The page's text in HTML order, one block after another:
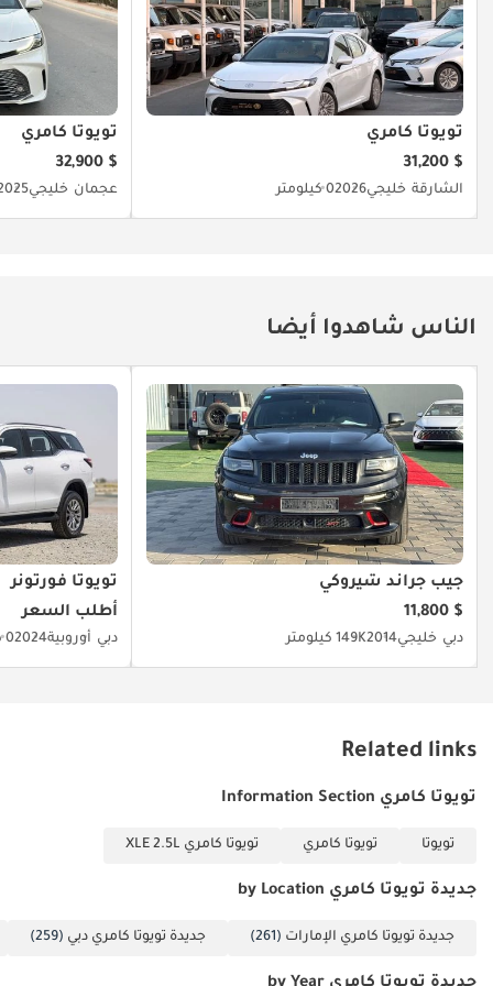
تويوتا كامري
$ 31,200
الشارقة خليجي20260 كيلومتر
تويوتا كامري
$ 32,900
عجمان خليجي
الناس شاهدوا أيضا
جيب جراند شيروكي
$ 11,800
دبي خليجي2014149K كيلومتر
تويوتا فورتونر
أطلب السعر
دبي أوروبية20240 كيلومتر
Related links
تويوتا كامري Information Section
تويوتا تويوتا كامري تويوتا كامري XLE 2.5L
جديدة تويوتا كامري by Location
جديدة تويوتا كامري الإمارات (261) جديدة تويوتا كامري دبي (259)